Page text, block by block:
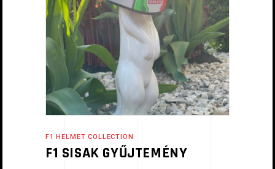
F1 HELMET COLLECTION
F1 SISAK GYŰJTEMÉNY